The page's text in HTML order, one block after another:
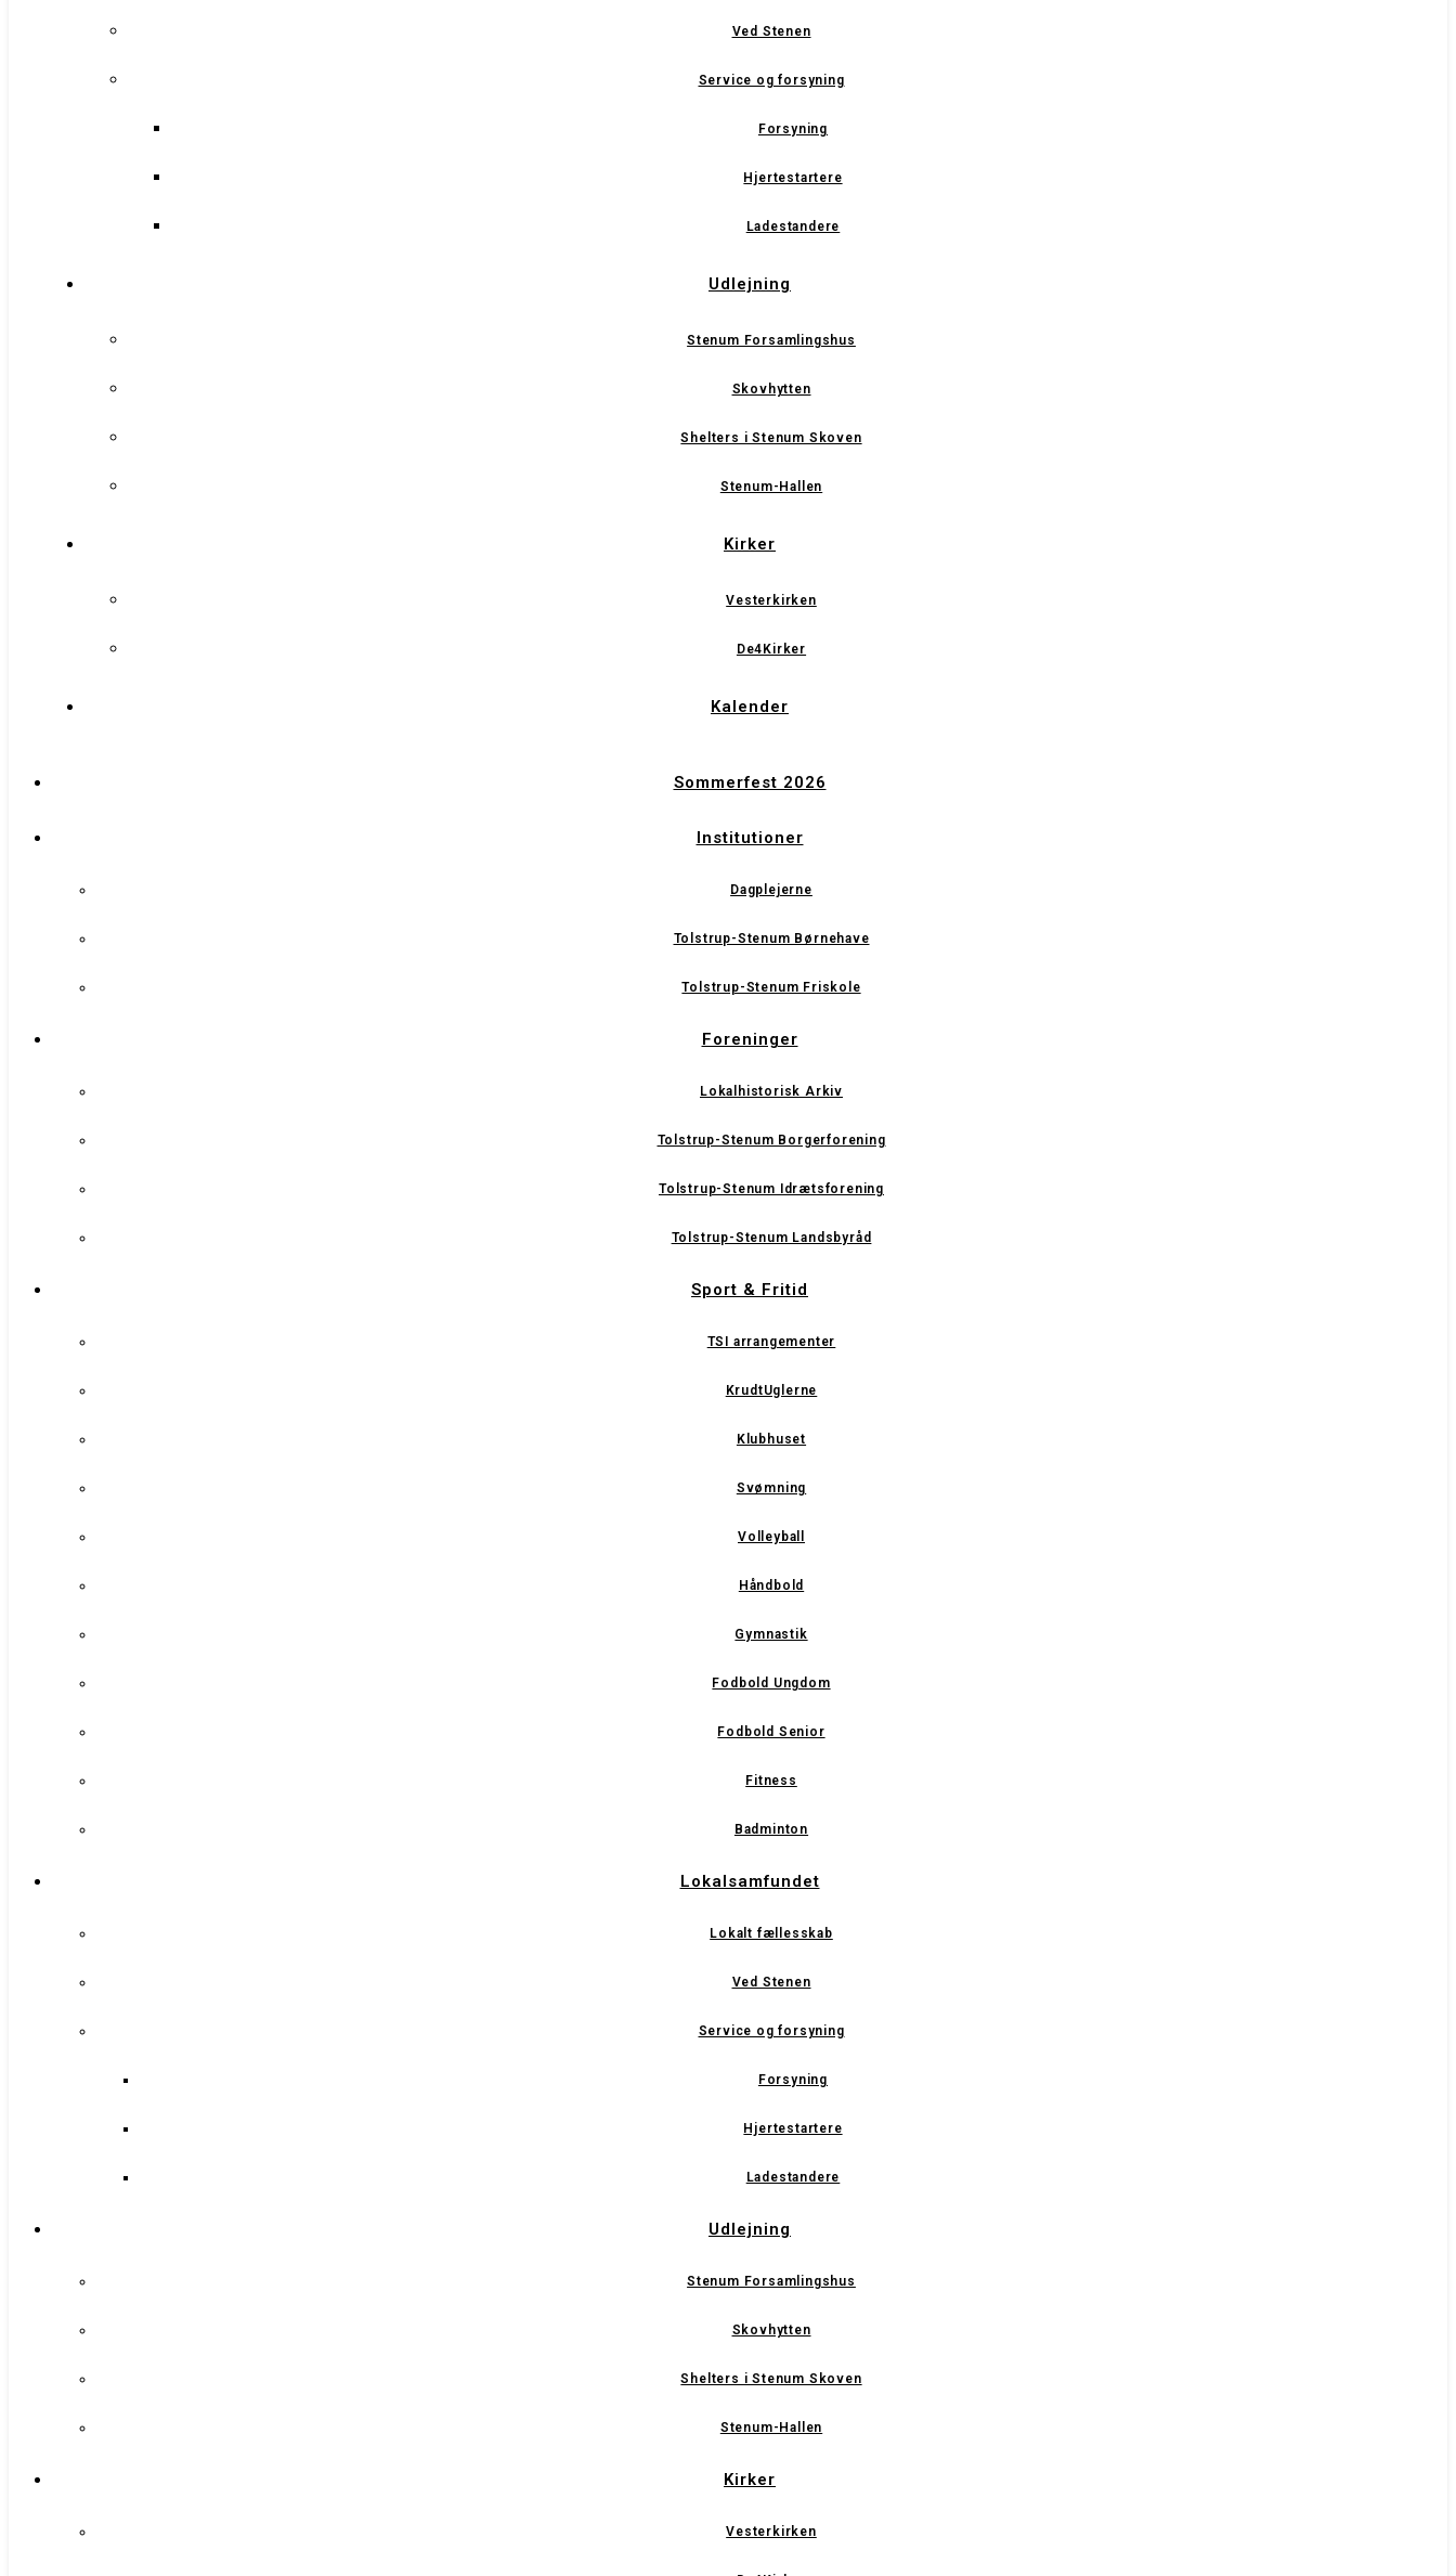
Ved Stenen
Service og forsyning
Forsyning
Hjertestartere
Ladestandere
Udlejning
Stenum Forsamlingshus
Skovhytten
Shelters i Stenum Skoven
Stenum-Hallen
Kirker
Vesterkirken
De4Kirker
Kalender
Sommerfest 2026
Institutioner
Dagplejerne
Tolstrup-Stenum Børnehave
Tolstrup-Stenum Friskole
Foreninger
Lokalhistorisk Arkiv
Tolstrup-Stenum Borgerforening
Tolstrup-Stenum Idrætsforening
Tolstrup-Stenum Landsbyråd
Sport & Fritid
TSI arrangementer
KrudtUglerne
Klubhuset
Svømning
Volleyball
Håndbold
Gymnastik
Fodbold Ungdom
Fodbold Senior
Fitness
Badminton
Lokalsamfundet
Lokalt fællesskab
Ved Stenen
Service og forsyning
Forsyning
Hjertestartere
Ladestandere
Udlejning
Stenum Forsamlingshus
Skovhytten
Shelters i Stenum Skoven
Stenum-Hallen
Kirker
Vesterkirken